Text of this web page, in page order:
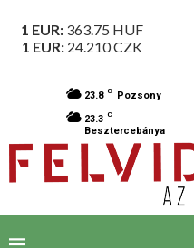
1 EUR: 363.75 HUF
1 EUR: 24.210CZK
23.8 C Pozsony
23.3 C
Besztercebánya